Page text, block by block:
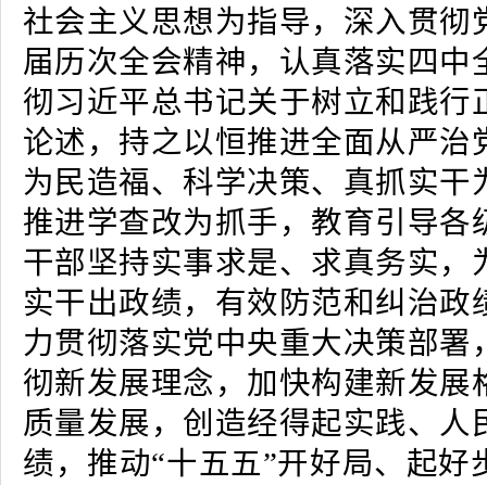
社会主义思想为指导，深入贯彻
届历次全会精神，认真落实四中
彻习近平总书记关于树立和践行
论述，持之以恒推进全面从严治
为民造福、科学决策、真抓实干
推进学查改为抓手，教育引导各
干部坚持实事求是、求真务实，
实干出政绩，有效防范和纠治政
力贯彻落实党中央重大决策部署
彻新发展理念，加快构建新发展
质量发展，创造经得起实践、人
绩，推动“十五五”开好局、起好